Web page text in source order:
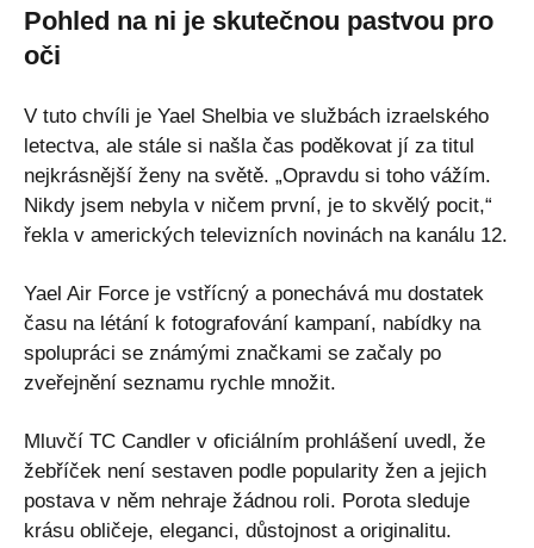
Pohled na ni je skutečnou pastvou pro
oči
V tuto chvíli je Yael Shelbia ve službách izraelského
letectva, ale stále si našla čas poděkovat jí za titul
nejkrásnější ženy na světě. „Opravdu si toho vážím.
Nikdy jsem nebyla v ničem první, je to skvělý pocit,“
řekla v amerických televizních novinách na kanálu 12.
Yael Air Force je vstřícný a ponechává mu dostatek
času na létání k fotografování kampaní, nabídky na
spolupráci se známými značkami se začaly po
zveřejnění seznamu rychle množit.
Mluvčí TC Candler v oficiálním prohlášení uvedl, že
žebříček není sestaven podle popularity žen a jejich
postava v něm nehraje žádnou roli. Porota sleduje
krásu obličeje, eleganci, důstojnost a originalitu.